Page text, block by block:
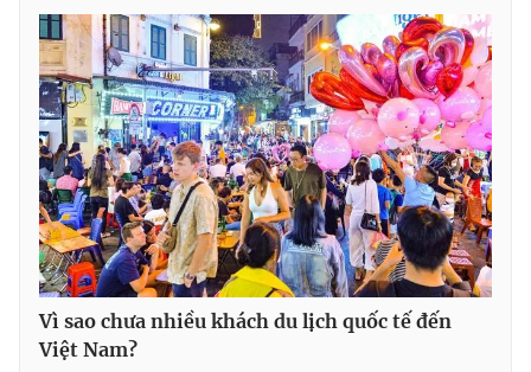
Vì sao chưa nhiều khách du lịch quốc tế đến
Việt Nam?